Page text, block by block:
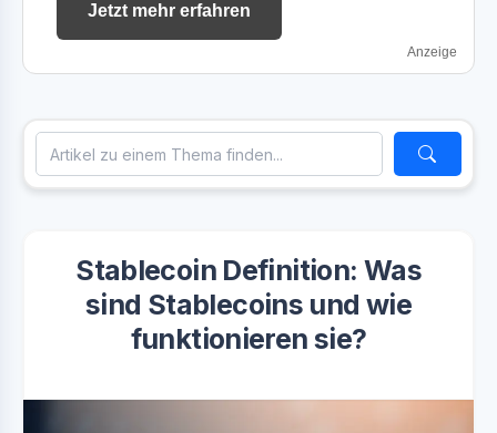
Jetzt mehr erfahren
Anzeige
Stablecoin Definition: Was
sind Stablecoins und wie
funktionieren sie?